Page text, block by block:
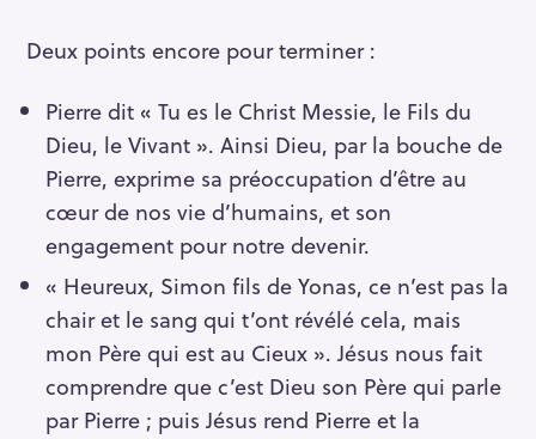
Deux points encore pour terminer :
Pierre dit « Tu es le Christ Messie, le Fils du
Dieu, le Vivant ». Ainsi Dieu, par la bouche de
Pierre, exprime sa préoccupation d’être au
cœur de nos vie d’humains, et son
engagement pour notre devenir.
« Heureux, Simon fils de Yonas, ce n’est pas la
chair et le sang qui t’ont révélé cela, mais
mon Père qui est au Cieux ». Jésus nous fait
comprendre que c’est Dieu son Père qui parle
par Pierre ; puis Jésus rend Pierre et la